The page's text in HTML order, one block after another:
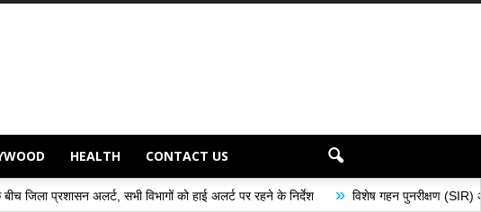
HEALTH CONTACT US
सभी विभागों को हाई अलर्ट पर रहने के निर्देश » विशेष गहन पुनरीक्षण (SIR) अभियान के अंतर्गत मतदान